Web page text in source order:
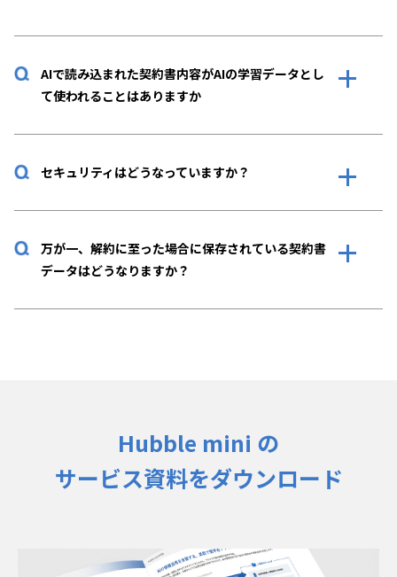
AIで読み込まれた契約書内容がAIの学習データとし
て使われることはありますか
セキュリティはどうなっていますか？
万が一、解約に至った場合に保存されている契約書
データはどうなりますか？
Hubble mini の
サービス資料をダウンロード